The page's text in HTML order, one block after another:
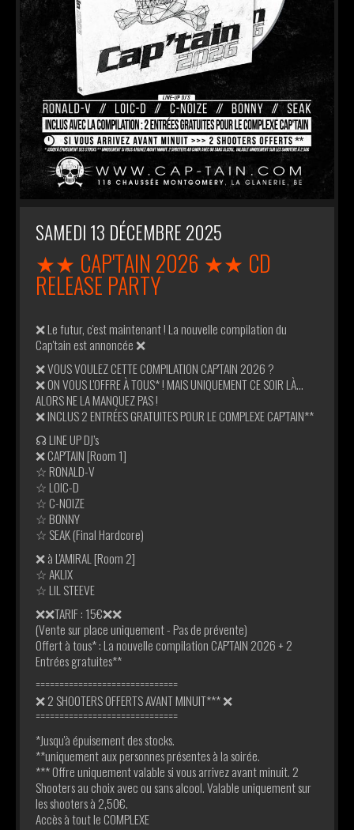
SAMEDI 13 DÉCEMBRE 2025
★★ CAP'TAIN 2026 ★★ CD
RELEASE PARTY
❌ Le futur, c'est maintenant ! La nouvelle compilation du
Cap'tain est annoncée ❌
❌ VOUS VOULEZ CETTE COMPILATION CAP'TAIN 2026 ?
❌ ON VOUS L'OFFRE À TOUS* ! MAIS UNIQUEMENT CE SOIR LÀ...
ALORS NE LA MANQUEZ PAS !
❌ INCLUS 2 ENTRÉES GRATUITES POUR LE COMPLEXE CAP'TAIN**
☊ LINE UP DJ’s
❌ CAP'TAIN [Room 1]
☆ RONALD-V
☆ LOIC-D
☆ C-NOIZE
☆ BONNY
☆ SEAK (Final Hardcore)
❌ à L'AMIRAL [Room 2]
☆ AKLIX
☆ LIL STEEVE
❌❌TARIF : 15€❌❌
(Vente sur place uniquement - Pas de prévente)
Offert à tous* : La nouvelle compilation CAP'TAIN 2026 + 2
Entrées gratuites**
==============================
❌ 2 SHOOTERS OFFERTS AVANT MINUIT*** ❌
==============================
*Jusqu'à épuisement des stocks.
**uniquement aux personnes présentes à la soirée.
*** Offre uniquement valable si vous arrivez avant minuit. 2
Shooters au choix avec ou sans alcool. Valable uniquement sur
les shooters à 2,50€.
Accès à tout le COMPLEXE